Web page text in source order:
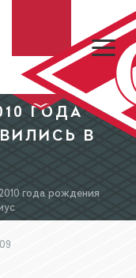
ГОДА
В
года рождения